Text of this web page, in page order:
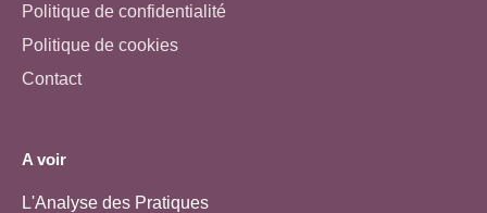
Politique de confidentialité
Politique de cookies
Contact
A voir
L'Analyse des Pratiques